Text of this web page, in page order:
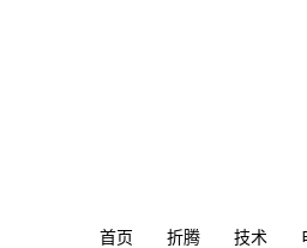
首页 折腾 技术